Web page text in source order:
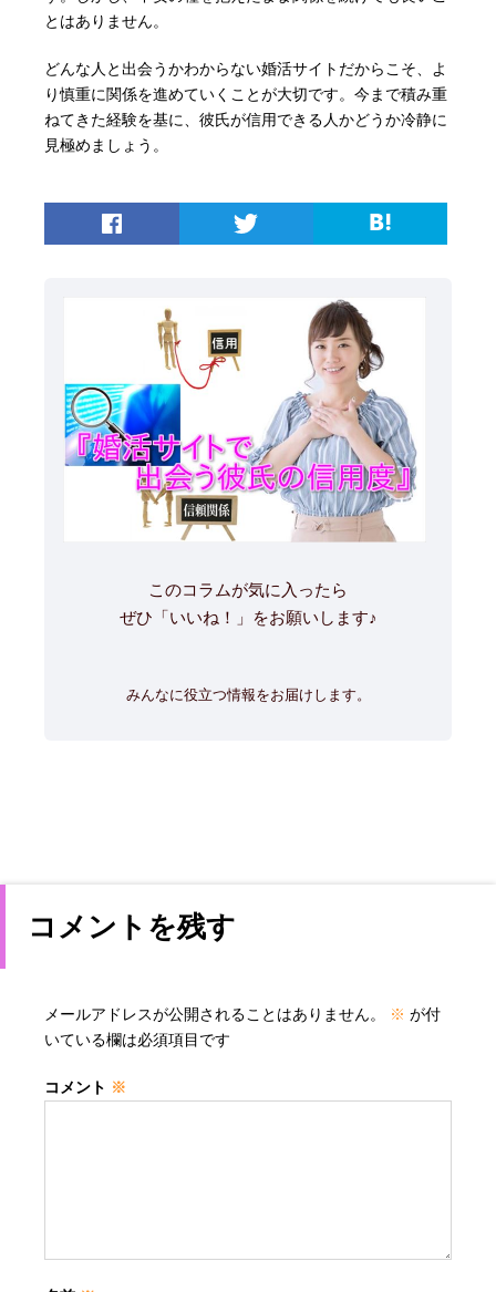
とはありません。
どんな人と出会うかわからない婚活サイトだからこそ、よ
り慎重に関係を進めていくことが大切です。今まで積み重
ねてきた経験を基に、彼氏が信用できる人かどうか冷静に
見極めましょう。
このコラムが気に入ったら
ぜひ「いいね！」をお願いします♪
みんなに役立つ情報をお届けします。
コメントを残す
メールアドレスが公開されることはありません。 ※ が付
いている欄は必須項目です
コメント ※